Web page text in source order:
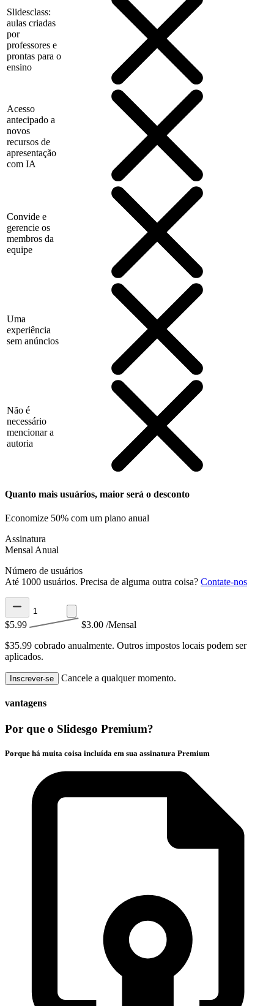
Slidesclass:
aulas criadas
por
professores e
prontas para o
ensino
Acesso
antecipado a
novos
recursos de
apresentação
com IA
Convide e
gerencie os
membros da
equipe
Uma
experiência
sem anúncios
Não é
necessário
mencionar a
autoria
Quanto mais usuários, maior será o desconto
Economize 50% com um plano anual
Assinatura
Mensal Anual
Número de usuários
Até 1000 usuários. Precisa de alguma outra coisa? Contate-nos
$5.99 $3.00 /Mensal
$35.99 cobrado anualmente. Outros impostos locais podem ser
aplicados.
Inscrever-se Cancele a qualquer momento.
vantagens
Por que o Slidesgo Premium?
Porque há muita coisa incluída em sua assinatura Premium